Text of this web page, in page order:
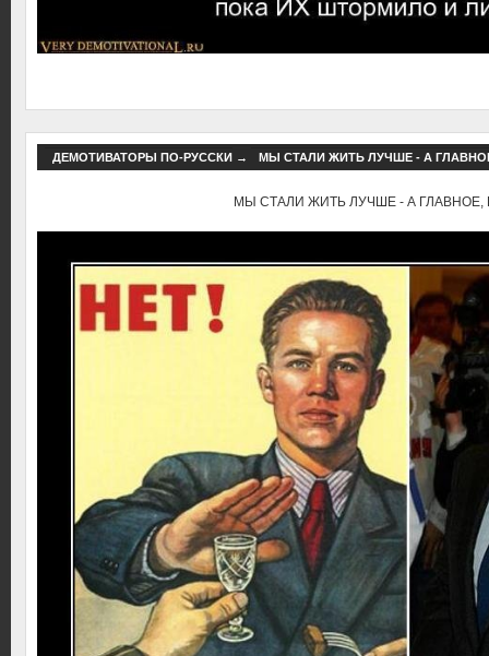
ДЕМОТИВАТОРЫ ПО-РУССКИ→ МЫ СТАЛИ ЖИТЬ ЛУЧШЕ - А
МЫ СТАЛИ ЖИТЬ ЛУЧШЕ - А ГЛАВНОЕ,